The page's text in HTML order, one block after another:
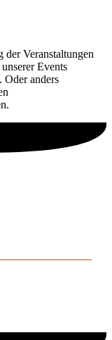
Veranstaltungen
Events
Oder anders